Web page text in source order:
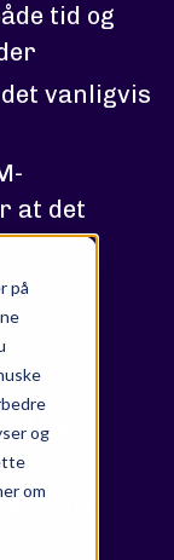
på
og
om
tid og
vanligvis
at det
(kilde)
og
alle
dine